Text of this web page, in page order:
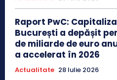
Raport PwC:
București a depășit
de miliarde de euro
a accelerat în 2026
Actualitate 28 Iulie 2026